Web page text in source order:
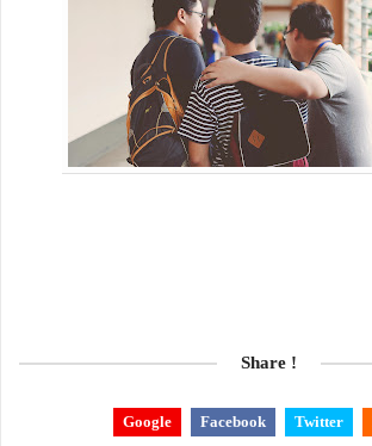
Share !
Google Facebook Twitter